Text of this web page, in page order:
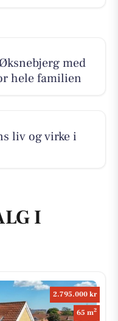
med
hele familien
liv og virke i
I
2.795.000 kr
65 m2